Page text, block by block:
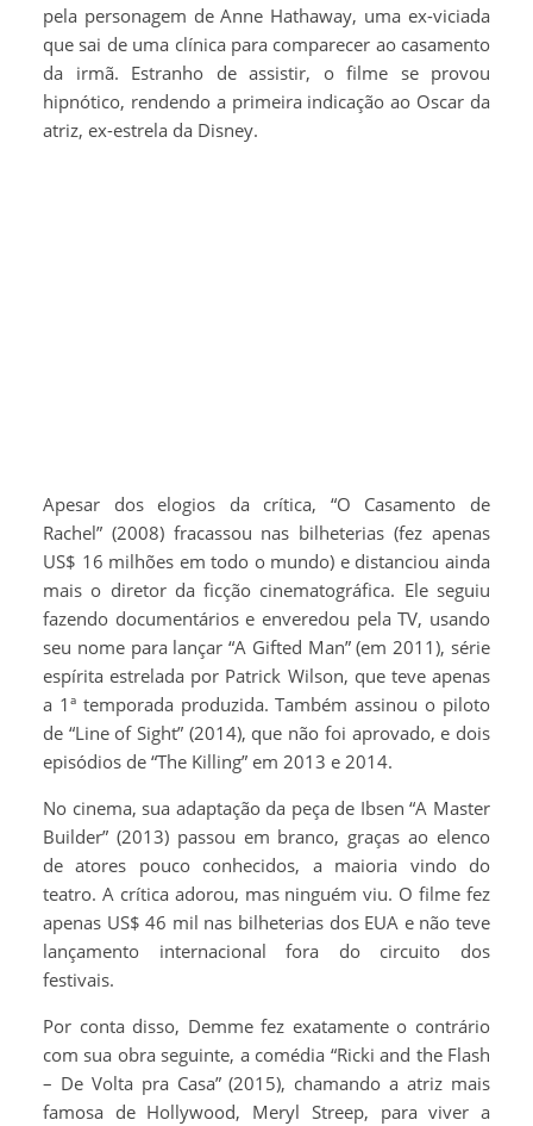
pela personagem de Anne Hathaway, uma ex-viciada
que sai de uma clínica para comparecer ao casamento
da irmã. Estranho de assistir, o filme se provou
hipnótico, rendendo a primeira indicação ao Oscar da
atriz, ex-estrela da Disney.
Apesar dos elogios da crítica, “O Casamento de
Rachel” (2008) fracassou nas bilheterias (fez apenas
US$ 16 milhões em todo o mundo) e distanciou ainda
mais o diretor da ficção cinematográfica. Ele seguiu
fazendo documentários e enveredou pela TV, usando
seu nome para lançar “A Gifted Man” (em 2011), série
espírita estrelada por Patrick Wilson, que teve apenas
a 1ª temporada produzida. Também assinou o piloto
de “Line of Sight” (2014), que não foi aprovado, e dois
episódios de “The Killing” em 2013 e 2014.
No cinema, sua adaptação da peça de Ibsen “A Master
Builder” (2013) passou em branco, graças ao elenco
de atores pouco conhecidos, a maioria vindo do
teatro. A crítica adorou, mas ninguém viu. O filme fez
apenas US$ 46 mil nas bilheterias dos EUA e não teve
lançamento internacional fora do circuito dos
festivais.
Por conta disso, Demme fez exatamente o contrário
com sua obra seguinte, a comédia “Ricki and the Flash
– De Volta pra Casa” (2015), chamando a atriz mais
famosa de Hollywood, Meryl Streep, para viver a